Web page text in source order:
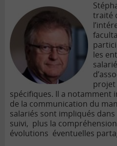
traité
les
projet
spécifiques. Il a notamment
de la communication du
salariés sont impliqués
suivi, plus la
évolutions éventuelles